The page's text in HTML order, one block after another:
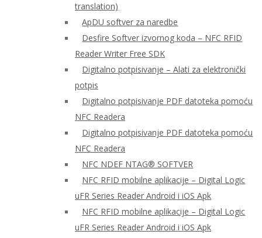
translation)
ApDU softver za naredbe
Desfire Softver izvornog koda – NFC RFID
Reader Writer Free SDK
Digitalno potpisivanje – Alati za elektronički
potpis
Digitalno potpisivanje PDF datoteka pomoću
NFC Readera
Digitalno potpisivanje PDF datoteka pomoću
NFC Readera
NFC NDEF NTAG® SOFTVER
NFC RFID mobilne aplikacije – Digital Logic
uFR Series Reader Android i iOS Apk
NFC RFID mobilne aplikacije – Digital Logic
uFR Series Reader Android i iOS Apk